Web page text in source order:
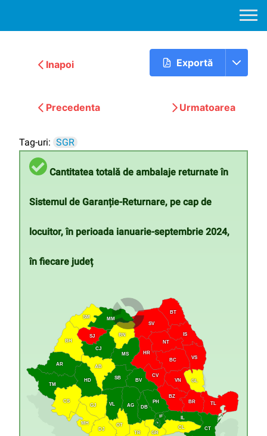
Inapoi Exportă
Precedenta Urmatoarea
Tag-uri: SGR
Cantitatea totală de ambalaje returnate în
Sistemul de Garanție-Returnare, pe cap de
locuitor, în perioada ianuarie-septembrie 2024,
în fiecare județ
AR
BH
CS PH
IF
TM
BT
GL
BZ
BR TL
CT
GR
DB
IS
NT
SJ
SM
AG
SB
VL
BV
CV
HR
MM
MS
CJ
HD
AB
BN
VN
VS
DJ
GJ
MH
BC
OT
TR
B
CL
SV
IL